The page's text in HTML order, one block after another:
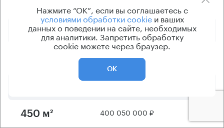
Этаж
178 м² 127 270 000 ₽ 17
286 974 000 ₽
365 600 000 ₽
450 м² 400 050 000 ₽
Нажмите “ОК”, если вы соглашаетесь с
условиями обработки cookieи ваших
данных о поведении на сайте, необходимых
для аналитики. Запретить обработку
cookie можете через браузер.
ОК